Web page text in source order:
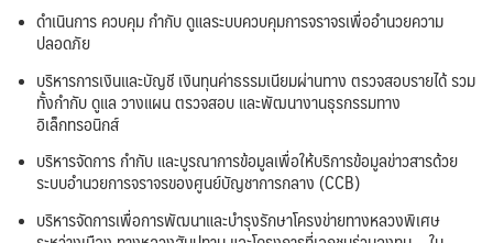
ดำเนินการ ควบคุม กำกับ ดูแลระบบควบคุมการจราจรเพื่ออำนวยความ
ปลอดภัย
บริหารการเงินและบัญชี เงินทุนค่าธรรมเนียมผ่านทาง ตรวจสอบรายได้ รวม
ทั้งกำกับ ดูแล วางแผน ตรวจสอบ และพัฒนางานธุรกรรมทาง
อิเล็กทรอนิกส์
บริหารจัดการ กำกับ และบูรณาการข้อมูลเพื่อให้บริการข้อมูลข่าวสารด้วย
ระบบอำนวยการจราจรของศูนย์บัญชาการกลาง (CCB)
บริหารจัดการเพื่อการพัฒนาและบำรุงรักษาโครงข่ายทางหลวงพิเศษ